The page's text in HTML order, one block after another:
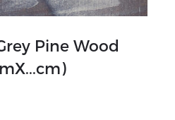
Pine Wood